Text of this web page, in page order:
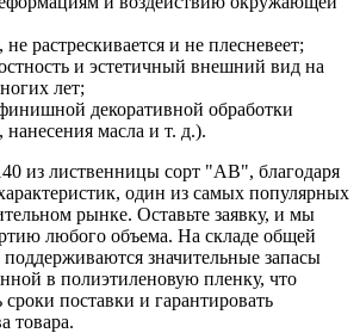
не растрескивается и не плесневеет;
и эстетичный внешний вид на
лет;
декоративной обработки
масла и т. д.).
из лиственницы сорт "АВ", благодаря
один из самых популярных
рынке. Оставьте заявку, и мы
любого объема. На складе общей
значительные запасы
в полиэтиленовую пленку, что
сроки поставки и гарантировать
товара.